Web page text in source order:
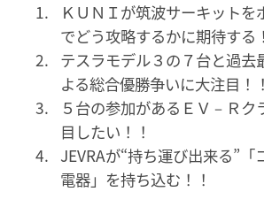
ＫＵＮＩが筑波サーキットを
でどう攻略するかに期待する
テスラモデル３の７台と過去
よる総合優勝争いに大注目！！
５台の参加があるＥＶ－Ｒク
目したい！！
JEVRAが“持ち運び出来る”
電器」を持ち込む！！